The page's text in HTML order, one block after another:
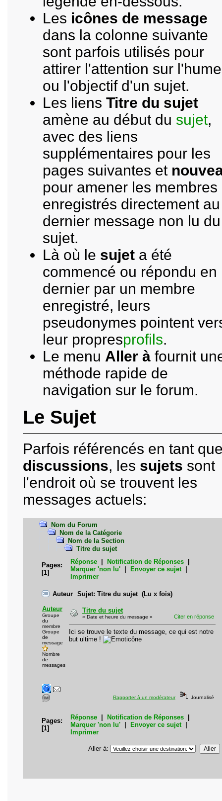
Les icônes de message
dans la colonne suivante
sont parfois utilisés pour
attirer l'attention sur
ou l'objectif d'un sujet.
Les liens Titre du sujet
amène au début du sujet,
avec des liens
supplémentaires pour les
pages suivantes et
pour amener les membres
enregistrés directement au
dernier message non lu du
sujet.
Là où le sujeta été
commencé ou répondu en
dernier par un membre
enregistré, leurs
pseudonymes pointent
leur propresprofils.
Le menu Aller àfournit
méthode rapide de
navigation sur le forum.
Le Sujet
Parfois référencés en tant
discussions, les sujets sont
l'endroit où se trouvent les
messages actuels:
Nom du Forum
Nom de la Catégorie
Nom de la Section
Titre du sujet
Pages:
[1]
Réponse| Notification de Réponses|
Marquer 'non lu'| Envoyer ce sujet|
Imprimer
Auteur
Sujet: Titre du sujet (Lu x fois)
Auteur
Groupe
du
membre
Groupe
de
message
Nombre
de
messages
Titre du sujet
« Date et heure du message » Citer en réponse
Ici se trouve le texte du message, ce qui est notre
but ultime !
Rapporter à un modérateur Journalisé
Pages:
[1]
Réponse| Notification de Réponses|
Marquer 'non lu'| Envoyer ce sujet|
Imprimer
Aller à: